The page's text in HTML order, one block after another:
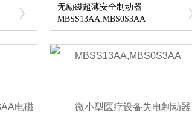
无励磁超薄安全制动器
MBSS13AA,MBS0S3AA